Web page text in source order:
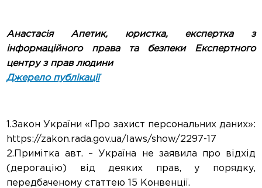
Анастасія Апетик, юристка, експертка з
інформаційного права та безпеки Експертного
центру з прав людини
Джерело публікації
1.Закон України «Про захист персональних даних»:
https://zakon.rada.gov.ua/laws/show/2297-17
2.Примітка авт. – Україна не заявила про відхід
(дерогацію) від деяких прав, у порядку,
передбаченому статтею 15 Конвенції.